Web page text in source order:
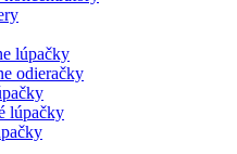
lúpačky
odieračky
lúpačky